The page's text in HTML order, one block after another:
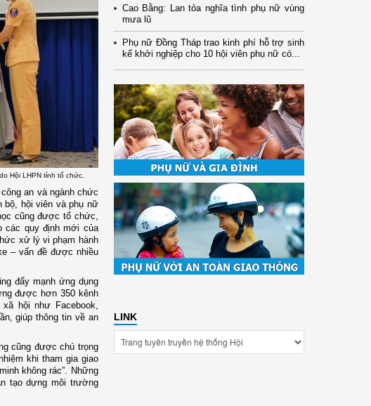
Hội LHPN tỉnh tổ chức.
an và ngành chức
bộ, hội viên và phụ nữ
cũng được tổ chức,
các quy định mới của
xử lý vi phạm hành
– vấn đề được nhiều
đẩy mạnh ứng dụng
được hơn 350 kênh
hội như Facebook,
giúp thông tin về an
cũng được chú trọng
khi tham gia giao
không rác”. Những
tạo dựng môi trường
Cao Bằng: Lan tỏa nghĩa tình phụ nữ vùng
mưa lũ
Phụ nữ Đồng Tháp trao kinh phí hỗ trợ sinh
kế khởi nghiệp cho 10 hội viên phụ nữ có...
LINK